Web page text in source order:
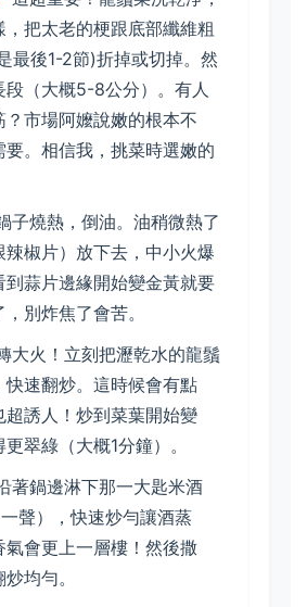
把太老的梗跟底部纖維粗
最後1-2節)折掉或切掉。然
段（大概5-8公分）。有人
？市場阿嬤說嫩的根本不
要。相信我，挑菜時選嫩的
子燒熱，倒油。油稍微熱了
辣椒片）放下去，中小火爆
到蒜片邊緣開始變金黃就要
別炸焦了會苦。
大火！立刻把瀝乾水的龍鬚
快速翻炒。這時候會有點
超誘人！炒到菜葉開始變
翠綠（大概1分鐘）。
著鍋邊淋下那一大匙米酒
一聲），快速炒勻讓酒蒸
氣會更上一層樓！然後撒
均勻。